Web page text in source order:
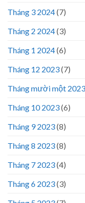
Tháng 3 2024(7)
Tháng 2 2024(3)
Tháng 1 2024(6)
Tháng 12 2023(7)
Tháng mười một 2023
Tháng 10 2023(6)
Tháng 9 2023(8)
Tháng 8 2023(8)
Tháng 7 2023(4)
Tháng 6 2023(3)